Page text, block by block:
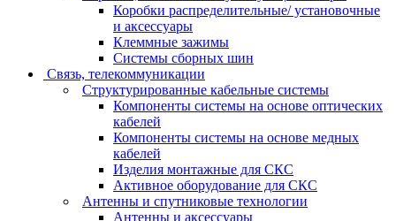
Коробки распределительные/ установочные
и аксессуары
Клеммные зажимы
Системы сборных шин
Связь, телекоммуникации
Структурированные кабельные системы
Компоненты системы на основе оптических
кабелей
Компоненты системы на основе медных
кабелей
Изделия монтажные для СКС
Активное оборудование для СКС
Антенны и спутниковые технологии
Антенны и аксессуары